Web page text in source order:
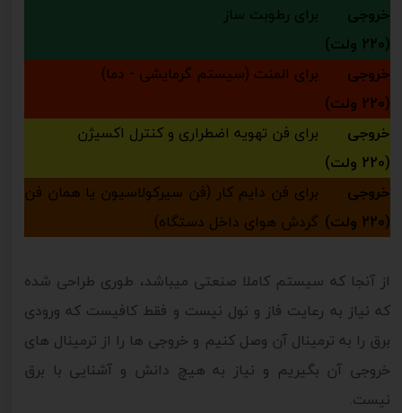
خروجی
(220 ولت)
برای رطوبت ساز
خروجی
(220 ولت)
برای المنت (سیستم گرمایشی - دما)
خروجی
(220 ولت)
برای فن تهویه اضطراری و کنترل اکسیژن
خروجی
(220 ولت)
برای فن دایم کار (فن سیرکولاسیون یا همان فن
گردش هوای داخل دستگاه)
از آنجا که سیستم کاملا صنعتی میباشد، طوری طراحی شده
که نیاز به رعایت فاز و نول نیست و فقط کافیست که ورودی
برق را به ترمینال آن وصل کنیم و خروجی ها را از ترمینال های
خروجی آن بگیریم و نیاز به هیچ دانش و آشنایی با برق
نیست.